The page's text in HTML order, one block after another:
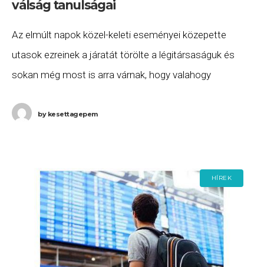
válság tanulságai
Az elmúlt napok közel-keleti eseményei közepette
utasok ezreinek a járatát törölte a légitársaságuk és
sokan még most is arra várnak, hogy valahogy
kényszerítettek
bykesettagepem
HÍREK